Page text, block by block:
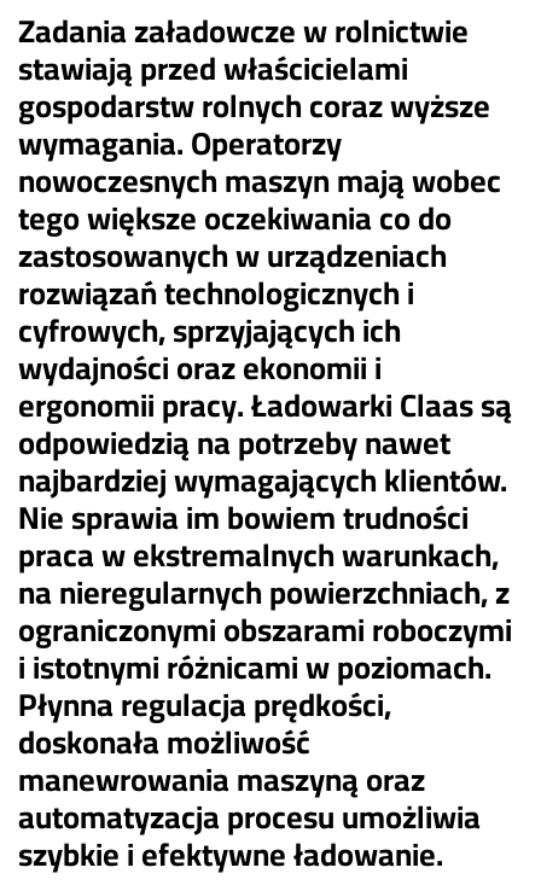
Zadania załadowcze w rolnictwie
stawiają przed właścicielami
gospodarstw rolnych coraz wyższe
wymagania. Operatorzy
nowoczesnych maszyn mają wobec
tego większe oczekiwania co do
zastosowanych w urządzeniach
rozwiązań technologicznych i
cyfrowych, sprzyjających ich
wydajności oraz ekonomii i
ergonomii pracy. Ładowarki Claas są
odpowiedzią na potrzeby nawet
najbardziej wymagających klientów.
Nie sprawia im bowiem trudności
praca w ekstremalnych warunkach,
na nieregularnych powierzchniach, z
ograniczonymi obszarami roboczymi
i istotnymi różnicami w poziomach.
Płynna regulacja prędkości,
doskonała możliwość
manewrowania maszyną oraz
automatyzacja procesu umożliwia
szybkie i efektywne ładowanie.